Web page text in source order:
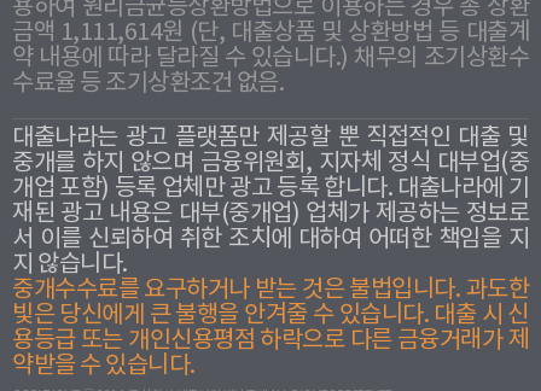
용하여 원리금균등상환방법으로 이용하는 경우 총 상환
금액 1,111,614원 (단, 대출상품 및 상환방법 등 대출계
약 내용에 따라 달라질 수 있습니다.) 채무의 조기상환수
수료율 등 조기상환조건 없음.
대출나라는 광고 플랫폼만 제공할 뿐 직접적인 대출 및
중개를 하지 않으며 금융위원회, 지자체 정식 대부업(중
개업 포함) 등록 업체만 광고 등록 합니다. 대출나라에 기
재된 광고 내용은 대부(중개업) 업체가 제공하는 정보로
서 이를 신뢰하여 취한 조치에 대하여 어떠한 책임을 지
지 않습니다.
중개수수료를 요구하거나 받는 것은 불법입니다. 과도한
빛은 당신에게 큰 불행을 안겨줄 수 있습니다. 대출 시 신
용등급 또는 개인신용평점 하락으로 다른 금융거래가 제
약받을 수 있습니다.